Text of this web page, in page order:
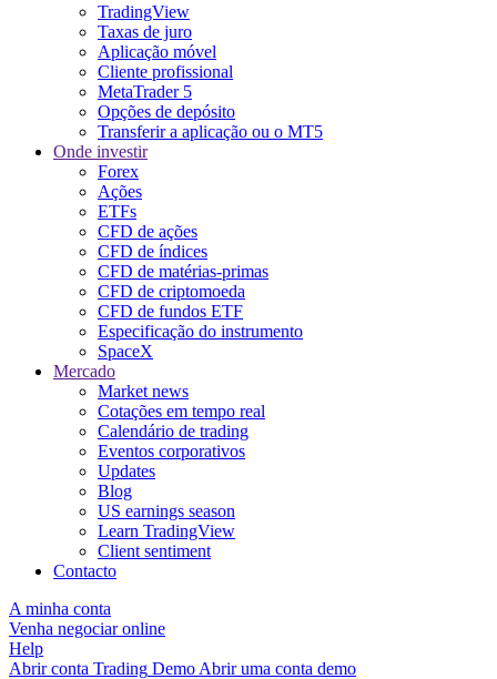
TradingView
Taxas de juro
Aplicação móvel
Cliente profissional
MetaTrader 5
Opções de depósito
Transferir a aplicação ou o MT5
Onde investir
Forex
Ações
ETFs
CFD de ações
CFD de índices
CFD de matérias-primas
CFD de criptomoeda
CFD de fundos ETF
Especificação do instrumento
SpaceX
Mercado
Market news
Cotações em tempo real
Calendário de trading
Eventos corporativos
Updates
Blog
US earnings season
Learn TradingView
Client sentiment
Contacto
A minha conta
Venha negociar online
Help
Abrir conta Trading Demo Abrir uma conta demo